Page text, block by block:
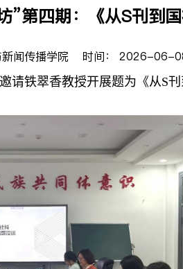
第四期：《从S刊到
新闻传播学院 时间： 2026-06-
请铁翠香教授开展题为《从S